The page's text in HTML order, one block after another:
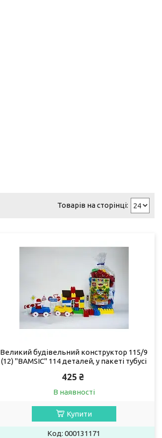
Великий будівельний конструктор 115/9
(12) "BAMSIC" 114 деталей, у пакеті тубусі
425 ₴
В наявності
Купити
000131171